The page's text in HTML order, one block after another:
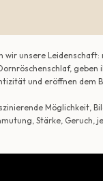
wir unsere
geben
und eröffnen dem
Möglichkeit,
Stärke,